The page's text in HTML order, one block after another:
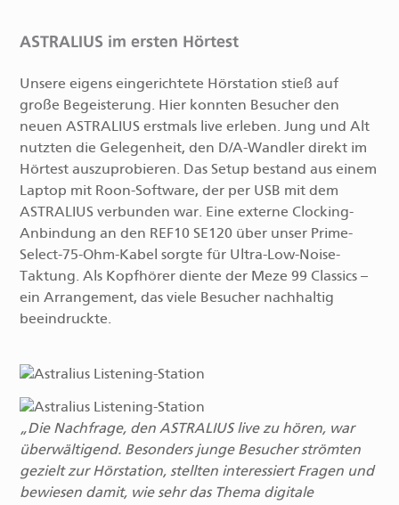
ASTRALIUS im ersten Hörtest
Unsere eigens eingerichtete Hörstation stieß auf
große Begeisterung. Hier konnten Besucher den
neuen ASTRALIUS erstmals live erleben. Jung und Alt
nutzten die Gelegenheit, den D/A-Wandler direkt im
Hörtest auszuprobieren. Das Setup bestand aus einem
Laptop mit Roon-Software, der per USB mit dem
ASTRALIUS verbunden war. Eine externe Clocking-
Anbindung an den REF10 SE120 über unser Prime-
Select-75-Ohm-Kabel sorgte für Ultra-Low-Noise-
Taktung. Als Kopfhörer diente der Meze 99 Classics –
ein Arrangement, das viele Besucher nachhaltig
beeindruckte.
Die Nachfrage, den ASTRALIUS live zu hören, war
überwältigend. Besonders junge Besucher strömten
gezielt zur Hörstation, stellten interessiert Fragen und
bewiesen damit, wie sehr das Thema digitale